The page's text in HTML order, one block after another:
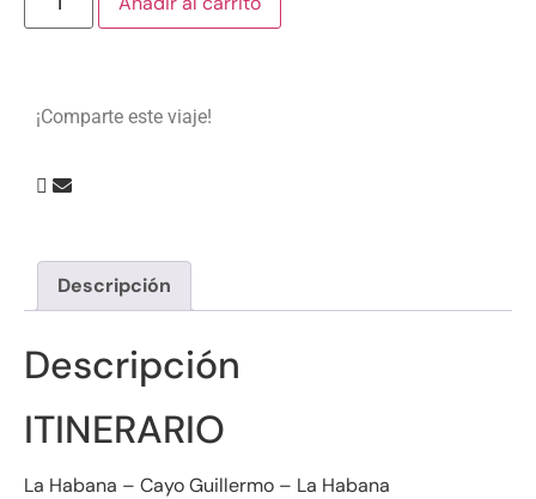
¡Comparte este viaje!
Descripción
Descripción
ITINERARIO
La Habana – Cayo Guillermo – La Habana